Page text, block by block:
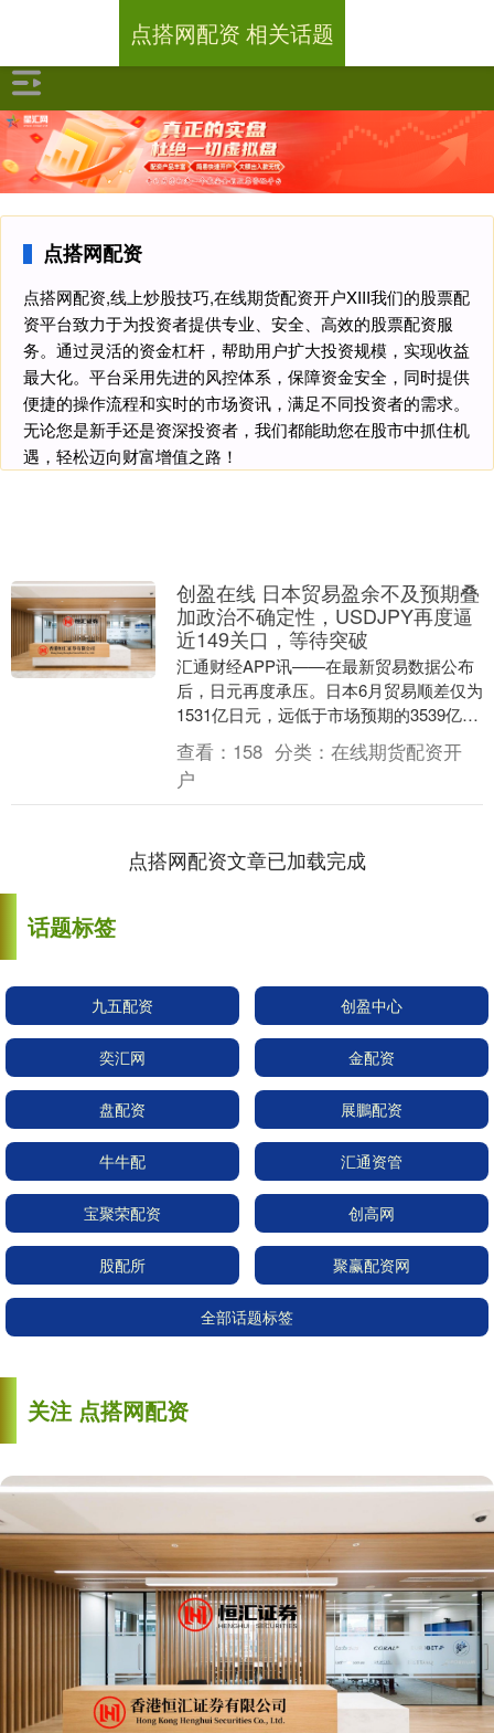
点搭网配资
点搭网配资,线上炒股技巧,在线期货配资开户XIII‌我们的股票配
资平台致力于为投资者提供专业、安全、高效的股票配资服
务。通过灵活的资金杠杆，帮助用户扩大投资规模，实现收益
最大化。平台采用先进的风控体系，保障资金安全，同时提供
便捷的操作流程和实时的市场资讯，满足不同投资者的需求。
无论您是新手还是资深投资者，我们都能助您在股市中抓住机
遇，轻松迈向财富增值之路！
点搭网配资 相关话题
创盈在线 日本贸易盈余不及预期叠
加政治不确定性，USDJPY再度逼
近149关口，等待突破
汇通财经APP讯——在最新贸易数据公布
后，日元再度承压。日本6月贸易顺差仅为
1531亿日元，远低于市场预期的3539亿日
元，尽管相较上月6386亿日元的逆差已
明....
查看： 158 分类： 在线期货配资开
户
点搭网配资文章已加载完成
话题标签
九五配资 创盈中心
奕汇网 金配资
盘配资 展鵬配资
牛牛配 汇通资管
宝聚荣配资 创高网
股配所 聚赢配资网
全部话题标签
关注 点搭网配资